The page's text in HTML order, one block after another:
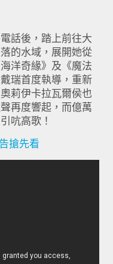
話後，踏上前往大
的水域，展開她從
洋奇緣》及《魔法
瑞首度執導，重新
莉伊卡拉瓦爾侯也
再度響起，而億萬
吭高歌！
搶先看